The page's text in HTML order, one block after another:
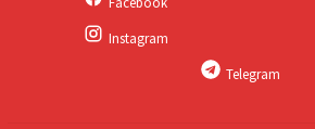
Instagram
Telegram